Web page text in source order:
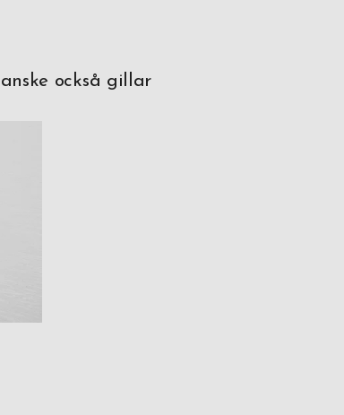
också gillar